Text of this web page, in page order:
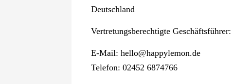
Deutschland
Vertretungsberechtigte
E-Mail: hello@happylemon.de
Telefon: 02452 6874766